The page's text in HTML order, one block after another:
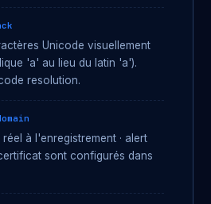
Unicode visuellement
'а' au lieu du latin 'a').
resolution.
à l'enregistrement · alert
sont configurés dans